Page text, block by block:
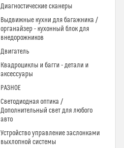
Диагностические сканеры
Выдвижные кухни для багажника /
органайзер - кухонный блок для
внедорожников
Двигатель
Квадроциклы и багги - детали и
аксессуары
РАЗНОЕ
Светодиодная оптика /
Дополнительный свет для любого
авто
Устройство управление заслонками
выхлопной системы